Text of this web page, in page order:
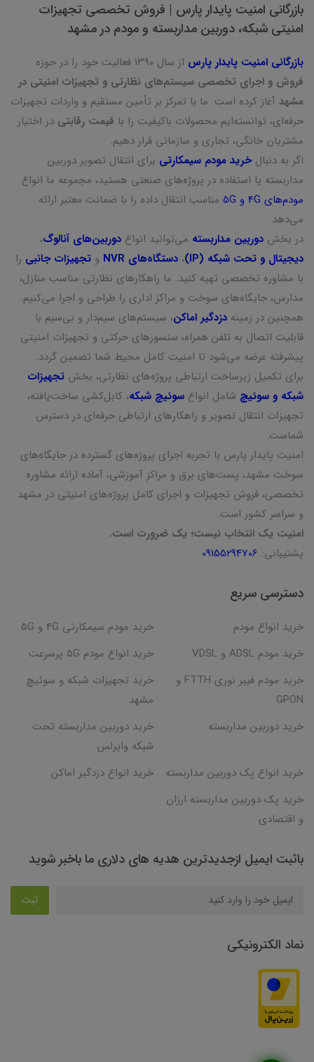
بازرگانی امنیت پایدار پارس | فروش تخصصی تجهیزات
امنیتی شبکه، دوربین مداربسته و مودم در مشهد
بازرگانی امنیت پایدار پارس از سال ۱۳۹۰ فعالیت خود را در حوزه
فروش و اجرای تخصصی سیستم‌های نظارتی و تجهیزات امنیتی در
مشهد آغاز کرده است. ما با تمرکز بر تأمین مستقیم و واردات تجهیزات
حرفه‌ای، توانسته‌ایم محصولات باکیفیت را با قیمت رقابتی در اختیار
مشتریان خانگی، تجاری و سازمانی قرار دهیم.
اگر به دنبالخرید مودم سیمکارتی برای انتقال تصویر دوربین
مداربسته یا استفاده در پروژه‌های صنعتی هستید، مجموعه ما انواع
مودم‌های 4G و 5G
مناسب انتقال داده را با ضمانت معتبر ارائه
می‌دهد.
در بخش دوربین مداربسته می‌توانید انواع دوربین‌های آنالوگ،
دیجیتال و تحت شبکه (IP)
، دستگاه‌های NVR و تجهیزات جانبی را
با مشاوره تخصصی تهیه کنید. ما راهکارهای نظارتی مناسب منازل،
مدارس، جایگاه‌های سوخت و مراکز اداری را طراحی و اجرا می‌کنیم.
همچنین در زمینه دزدگیر اماکن، سیستم‌های سیم‌دار و بی‌سیم با
قابلیت اتصال به تلفن همراه، سنسورهای حرکتی و تجهیزات امنیتی
پیشرفته عرضه می‌شود تا امنیت کامل محیط شما تضمین گردد.
برای تکمیل زیرساخت ارتباطی پروژه‌های نظارتی، بخش تجهیزات
شبکه و سوئیچ شامل انواع سوئیچ شبکه، کابل‌کشی ساخت‌یافته،
تجهیزات انتقال تصویر و راهکارهای ارتباطی حرفه‌ای در دسترس
شماست.
امنیت پایدار پارس با تجربه اجرای پروژه‌های گسترده در جایگاه‌های
سوخت مشهد، پست‌های برق و مراکز آموزشی، آماده ارائه مشاوره
تخصصی، فروش تجهیزات و اجرای کامل پروژه‌های امنیتی در مشهد
و سراسر کشور است.
امنیت یک انتخاب نیست؛ یک ضرورت است.
پشتیبانی: 09155294706
دسترسی سریع
خرید انواع مودم
خرید مودم سیمکارتی 4G و 5G
خرید مودم ADSL و VDSL
خرید انواع مودم 5G پرسرعت
خرید مودم فیبر نوری FTTH و
GPON
خرید تجهیزات شبکه و سوئیچ
مشهد
خرید دوربین مداربسته
خرید دوربین مداربسته تحت
شبکه وایرلس
خرید انواع پک دوربین مداربسته
خرید انواع دزدگیر اماکن
خرید پک دوربین مداربسته ارزان
و اقتصادی
باثبت ایمیل ازجدیدترین هدیه های دلاری ما باخبر شوید
ثبت
نماد الکترونیکی